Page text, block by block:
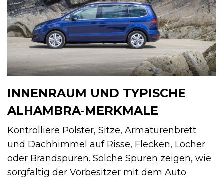
INNENRAUM UND TYPISCHE
ALHAMBRA-MERKMALE
Kontrolliere Polster, Sitze, Armaturenbrett
und Dachhimmel auf Risse, Flecken, Löcher
oder Brandspuren. Solche Spuren zeigen, wie
sorgfältig der Vorbesitzer mit dem Auto